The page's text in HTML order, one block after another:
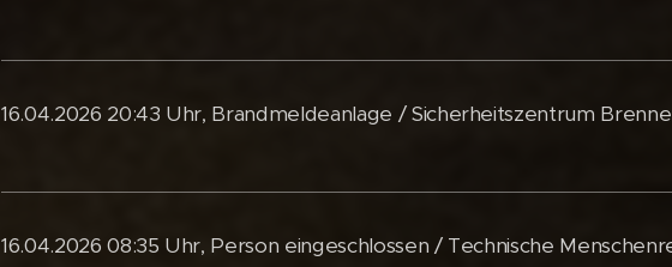
16.04.2026 20:43 Uhr, Brandmeldeanlage / Sicherheitszentrum
16.04.2026 08:35 Uhr, Person eingeschlossen / Technische